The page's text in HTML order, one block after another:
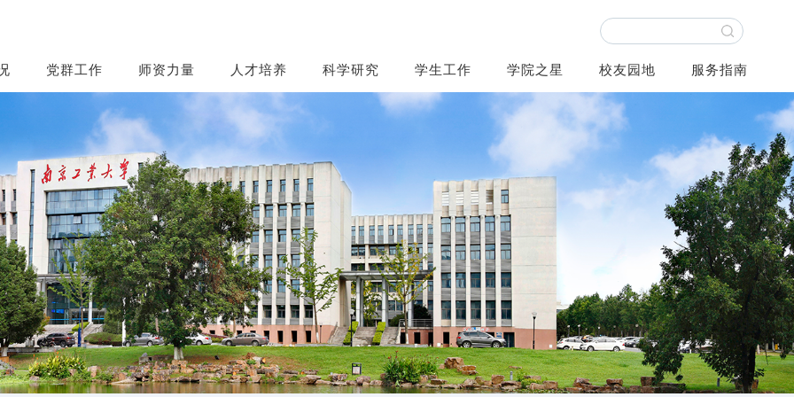
党群工作 师资力量 人才培养 科学研究 学生工作 学院之星 校友园地 服务指南